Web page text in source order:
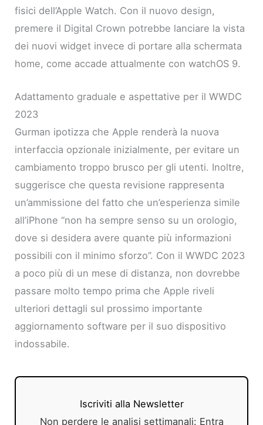
fisici dell’Apple Watch. Con il nuovo design,
premere il Digital Crown potrebbe lanciare la vista
dei nuovi widget invece di portare alla schermata
home, come accade attualmente con watchOS 9.
Adattamento graduale e aspettative per il WWDC
2023
Gurman ipotizza che Apple renderà la nuova
interfaccia opzionale inizialmente, per evitare un
cambiamento troppo brusco per gli utenti. Inoltre,
suggerisce che questa revisione rappresenta
un’ammissione del fatto che un’esperienza simile
all’iPhone “non ha sempre senso su un orologio,
dove si desidera avere quante più informazioni
possibili con il minimo sforzo”. Con il WWDC 2023
a poco più di un mese di distanza, non dovrebbe
passare molto tempo prima che Apple riveli
ulteriori dettagli sul prossimo importante
aggiornamento software per il suo dispositivo
indossabile.
Iscriviti alla Newsletter
Non perdere le analisi settimanali: Entra